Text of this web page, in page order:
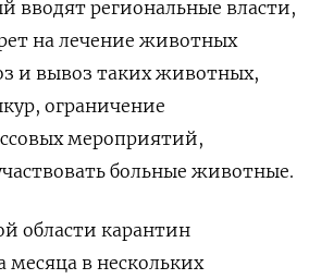
вводят региональные власти,
на лечение животных
и вывоз таких животных,
ограничение
мероприятий,
больные животные.
области карантин
месяца в нескольких